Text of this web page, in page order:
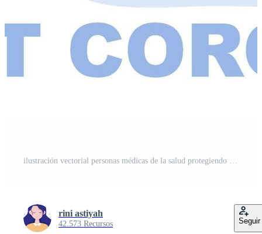
ilustración vectorial personas médicas de la salud protegiendo y luchando contra el virus corona Vector Pro
rini astiyah
42.573 Recursos Seguir